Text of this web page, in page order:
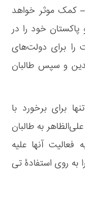
– کمک موثر خواهد
خود را در
برای دولت‌های
و سپس طالبان
برای برخورد با
به طالبان
آنها علیه
روی استفادۀ تی